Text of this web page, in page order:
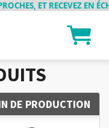
ET RECEVEZ EN
DE PRODUCTION